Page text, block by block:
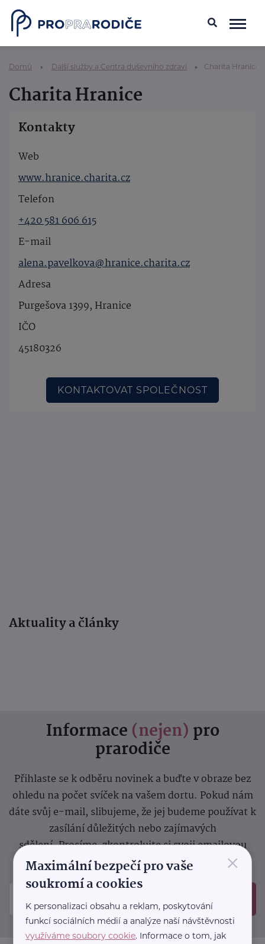
Domů Další služby a Centra duševního zdraví Charita Hranice
Charita Hranice
Kontakty
Web
www.hranice.charita.cz
Telefon
+420 581 606 615
E-mail
alena.pavelkova@hranice.charita.cz
Adresa
Purgešova 1399, Hranice
IČO
45180326
KONTAKTOVAT SPOLEČNOST
Aktuality a články
Informace (nejen) pro
prarodiče
Přihlaste se k odběru novinek a buďte v obraze bez
ohledu na počet svíček na vašem dortu. Pokud nám
dáte svůj e-mail, slibujeme, že jej budeme používat k
zasílání důležitých nebo zajímavých
sdělení.Prosíme, zkontrolujte si svoji emailovou
schránku, kam jsme poslali potvrzovací e-mail.
×
Maximální bezpečí pro vaše
soukromí a cookies
K personalizaci obsahu a reklam, poskytování
funkcí sociálních médií a analýze naší návštěvnosti
využíváme soubory cookie. Informace o tom, jak